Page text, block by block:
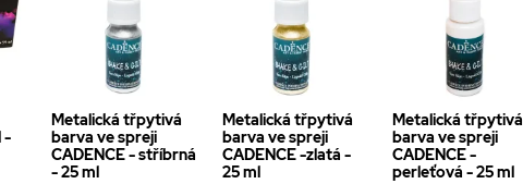
-
Metalická třpytivá
barva ve spreji
CADENCE - stříbrná
- 25 ml
Metalická třpytivá
barva ve spreji
CADENCE -zlatá -
25 ml
Metalická třpytivá
barva ve spreji
CADENCE -
perleťová - 25 ml